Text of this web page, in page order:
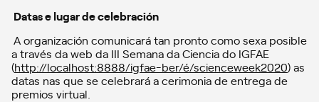
Datas e lugar de celebración
A organización comunicará tan pronto como sexa posible
a través da web da III Semana da Ciencia do IGFAE
(http://localhost:8888/igfae-ber/é/scienceweek2020) as
datas nas que se celebrará a cerimonia de entrega de
premios virtual.